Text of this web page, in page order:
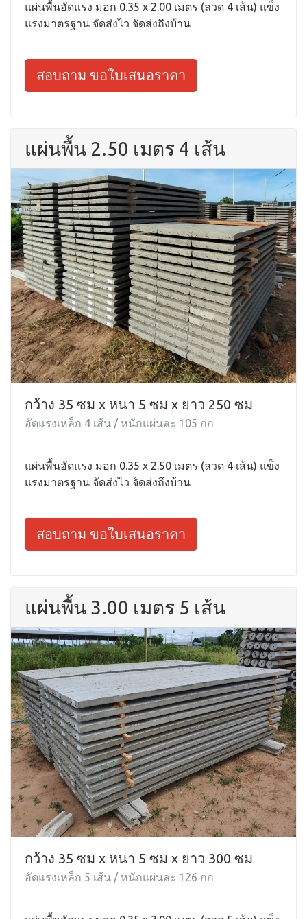
แผ่นพื้นอัดแรง มอก 0.35 x 2.00 เมตร (ลวด 4 เส้น) แข็ง
แรงมาตรฐาน จัดส่งไว จัดส่งถึงบ้าน
สอบถาม ขอใบเสนอราคา
แผ่นพื้น 2.50 เมตร 4 เส้น
กว้าง 35 ซม x หนา 5 ซม x ยาว 250 ซม
อัดแรงเหล็ก 4 เส้น / หนักแผ่นละ 105 กก
แผ่นพื้นอัดแรง มอก 0.35 x 2.50 เมตร (ลวด 4 เส้น) แข็ง
แรงมาตรฐาน จัดส่งไว จัดส่งถึงบ้าน
สอบถาม ขอใบเสนอราคา
แผ่นพื้น 3.00 เมตร 5 เส้น
กว้าง 35 ซม x หนา 5 ซม x ยาว 300 ซม
อัดแรงเหล็ก 5 เส้น / หนักแผ่นละ 126 กก